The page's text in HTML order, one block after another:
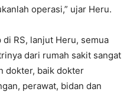
operasi,” ujar Heru.
RS, lanjut Heru, semua
dari rumah sakit sangat
dokter, baik dokter
perawat, bidan dan